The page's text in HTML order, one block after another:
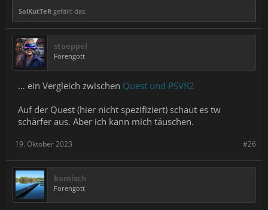
SolKutTeR gefällt das.
stoeppel
Forengott
… ein Vergleich zwischen Quest und PSVR2
Auf der Quest (hier nicht spezifiziert) schaut es tw
schärfer aus. Aber ich kann mich täuschen.
#26
19. Oktober 2023
komisch
Forengott